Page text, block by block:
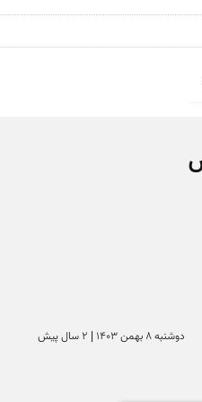
دوشنبه 8 بهمن 1403 | 2 سال پیش